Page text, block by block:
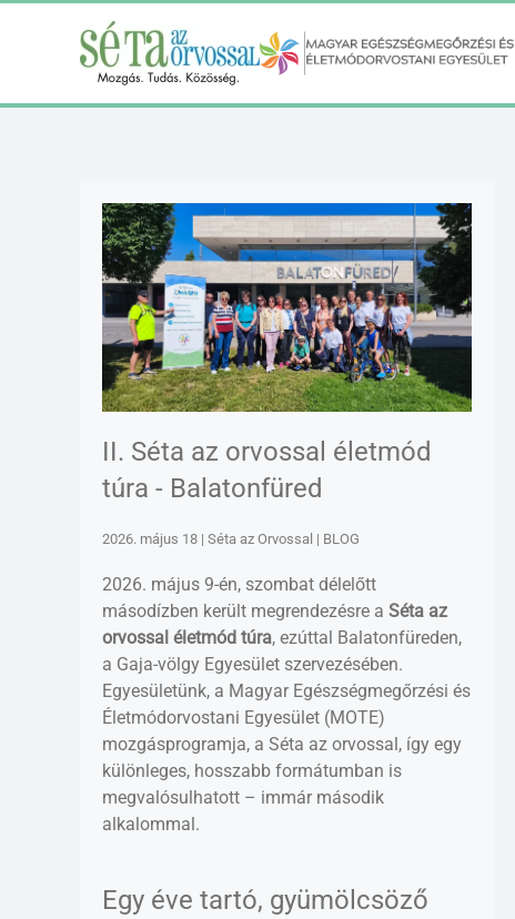
Fő tartalom átugrása
II. Séta az orvossal életmód
túra - Balatonfüred
2026. május 18 | Séta az Orvossal | BLOG
2026. május 9-én, szombat délelőtt
másodízben került megrendezésre a Séta az
orvossal életmód túra, ezúttal Balatonfüreden,
a Gaja-völgy Egyesület szervezésében.
Egyesületünk, a Magyar Egészségmegőrzési és
Életmódorvostani Egyesület (MOTE)
mozgásprogramja, a Séta az orvossal, így egy
különleges, hosszabb formátumban is
megvalósulhatott – immár második
alkalommal.
Egy éve tartó, gyümölcsöző